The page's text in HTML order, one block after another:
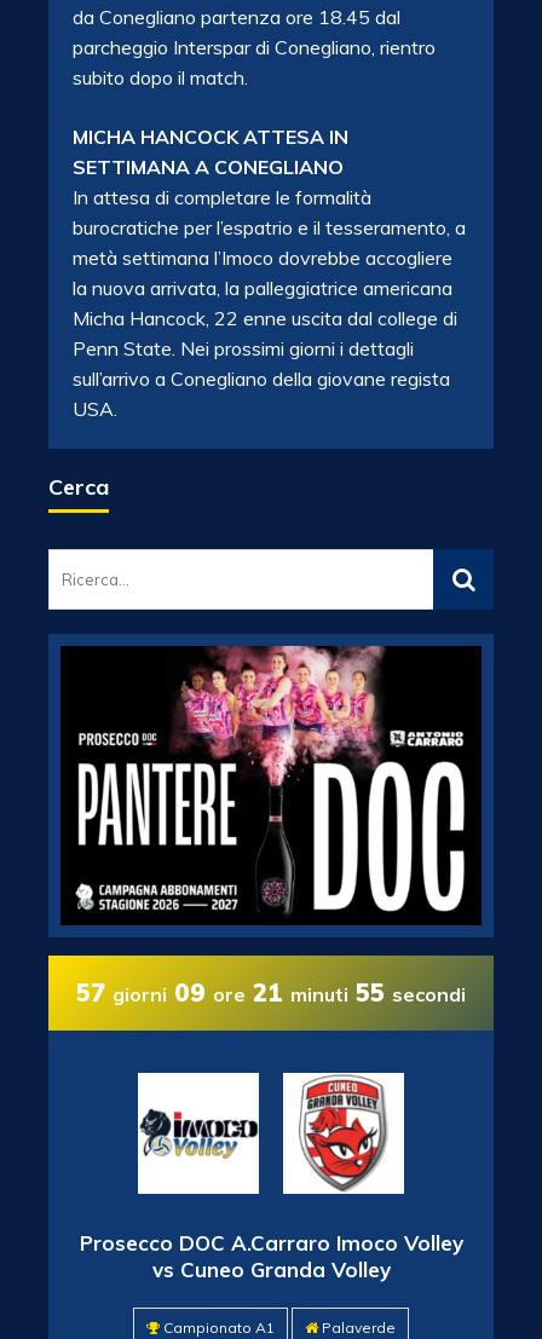
da Conegliano partenza ore 18.45 dal
parcheggio Interspar di Conegliano, rientro
subito dopo il match.
MICHA HANCOCK ATTESA IN
SETTIMANA A CONEGLIANO
In attesa di completare le formalità
burocratiche per l’espatrio e il tesseramento, a
metà settimana l’Imoco dovrebbe accogliere
la nuova arrivata, la palleggiatrice americana
Micha Hancock, 22 enne uscita dal college di
Penn State. Nei prossimi giorni i dettagli
sull’arrivo a Conegliano della giovane regista
USA.
Cerca
57 giorni 09 ore 21 minuti 55 secondi
Prosecco DOC A.Carraro Imoco Volley
vs Cuneo Granda Volley
Campionato A1 Palaverde